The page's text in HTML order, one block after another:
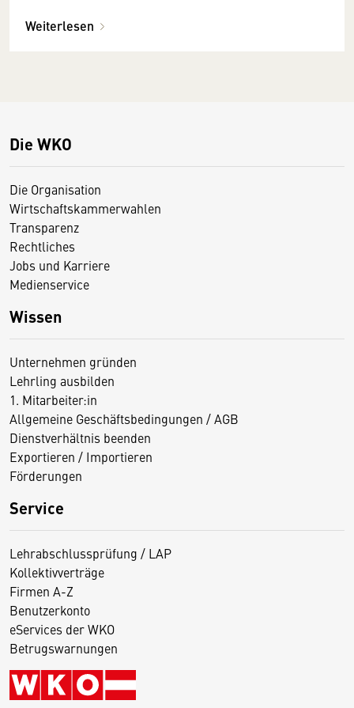
Weiterlesen
Die WKO
Die Organisation
Wirtschaftskammerwahlen
Transparenz
Rechtliches
Jobs und Karriere
Medienservice
Wissen
Unternehmen gründen
Lehrling ausbilden
1. Mitarbeiter:in
Allgemeine Geschäftsbedingungen / AGB
Dienstverhältnis beenden
Exportieren / Importieren
Förderungen
Service
Lehrabschlussprüfung / LAP
Kollektivverträge
Firmen A-Z
Benutzerkonto
eServices der WKO
Betrugswarnungen